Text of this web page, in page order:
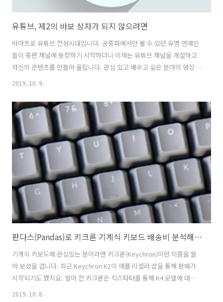
유튜브, 제2의 바보 상자가 되지 않으려면
바야흐로 유튜브 전성시대입니다. 공중파에서만 볼 수 있던 유명 연예인
들이 종편 채널에 등장하기 시작하더니 이제는 유튜브 채널을 개설하고
자신의 콘텐츠를 만들어 올립니다. 관심 있고 배우고 싶은 분야의 영상도
즐비하기 때문에 굳이 돈을 들여 학원이나 다른 교육기관을 찾을 필요성
재생되는 영상을 듣고 보다 보면 시간 가는 줄 모르게 됩니다. 하지만 이
런 양질의 콘텐츠라 할지라도 시청자 자신이 의식하고 보거나 듣지 않으
면 당시에는 크게 공감하고 도움을 받은 것 같다가도 다음 영상이 재생될
때쯤이면 모두 사라져 버리는 경험을 하게 됩니다. 성장하고 있다는 느낌
만 남을 뿐 알맹이는 없는 것입니다. 마치 책을 사면 그 지식이 모두 내것
이 된 것 같..
2019. 10. 9.
판다스(Pandas)로 키크론 기계식 키보드 배송비 분석해보기
기계식 키보드에 관심있는 분이라면 키크론(Keychron)이란 이름을 들
어 보셨을 겁니다. 최근 Keychron K1이 애플 리셀러 샵을 통해 판매가
시작되기도 했지요. 얼마 전 키크론은 킥스타터를 통해 K4 모델에 대한
2019. 10. 8.